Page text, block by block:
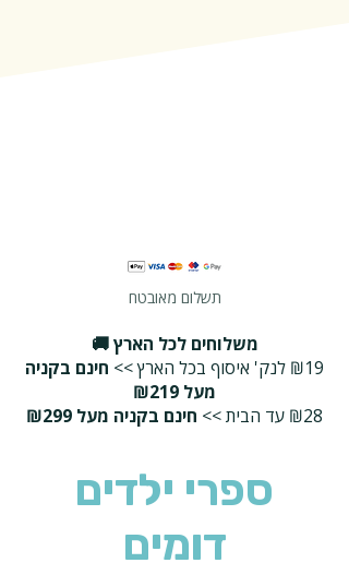
תשלום מאובטח
משלוחים לכל הארץ 🚚
₪19 לנק' איסוף בכל הארץ >>
חינם בקניה
מעל ₪219
₪28 עד הבית >>
חינם בקניה מעל ₪299
ספרי ילדים
דומים